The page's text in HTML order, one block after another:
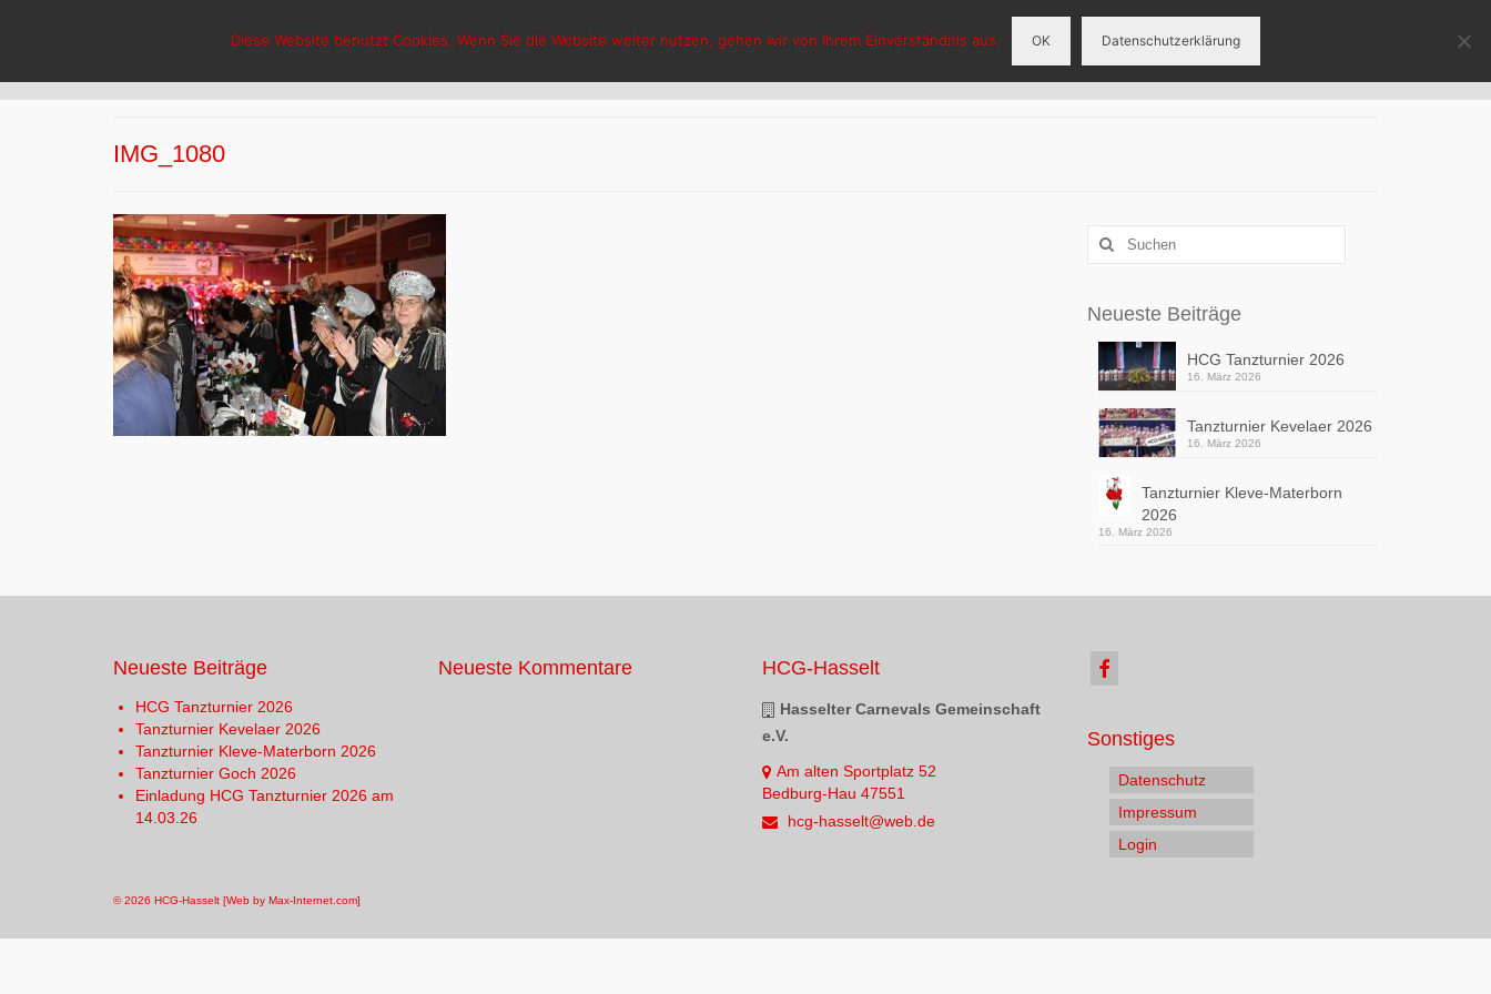
HCG-Hasselt Veranstaltungen Tanzgruppen
IMG_1080
Suchen
nach:
Neueste Beiträge
HCG Tanzturnier 2026
16. März 2026
Tanzturnier Kevelaer 2026
16. März 2026
Tanzturnier Kleve-Materborn
2026
16. März 2026
Neueste Beiträge
HCG Tanzturnier 2026
Tanzturnier Kevelaer 2026
Tanzturnier Kleve-Materborn 2026
Tanzturnier Goch 2026
Einladung HCG Tanzturnier 2026 am
14.03.26
Neueste Kommentare HCG-Hasselt
Hasselter Carnevals Gemeinschaft
e.V.
Am alten Sportplatz 52
Bedburg-Hau 47551
hcg-hasselt@web.de
Sonstiges
Datenschutz
Impressum
Login
© 2026 HCG-Hasselt [Web by Max-Internet.com]
Diese Website benutzt Cookies. Wenn Sie die Website weiter nutzen, gehen wir von Ihrem Einverständnis aus. OK Datenschutzerklärung